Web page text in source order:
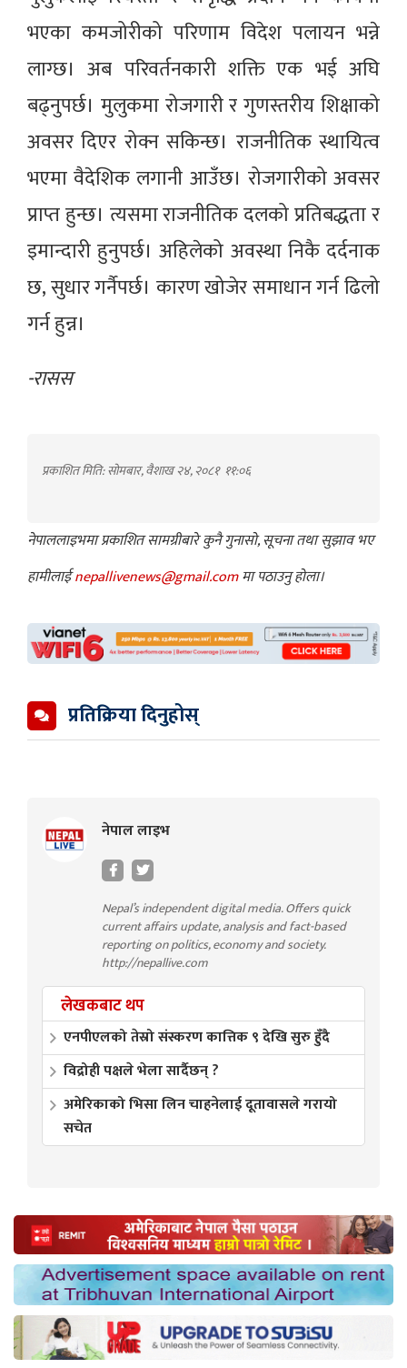
भएका कमजोरीको परिणाम विदेश पलायन भन्ने
लाग्छ। अब परिवर्तनकारी शक्ति एक भई अघि
बढ्नुपर्छ। मुलुकमा रोजगारी र गुणस्तरीय शिक्षाको
अवसर दिएर रोक्न सकिन्छ। राजनीतिक स्थायित्व
भएमा वैदेशिक लगानी आउँछ। रोजगारीको अवसर
प्राप्त हुन्छ। त्यसमा राजनीतिक दलको प्रतिबद्धता र
इमान्दारी हुनुपर्छ। अहिलेको अवस्था निकै दर्दनाक
छ, सुधार गर्नैपर्छ। कारण खोजेर समाधान गर्न ढिलो
गर्न हुन्न।
-रासस
प्रकाशित मिति: सोमबार, वैशाख २४, २०८१ ११:०६
नेपाललाइभमा प्रकाशित सामग्रीबारे कुनै गुनासो, सूचना तथा सुझाव भए
हामीलाईnepallivenews@gmail.comमा पठाउनु होला।
प्रतिक्रिया दिनुहोस्
नेपाल लाइभ
Nepal’s independent digital media. Offers quick
current affairs update, analysis and fact-based
reporting on politics, economy and society.
http://nepallive.com
लेखकबाट थप
एनपीएलको तेस्रो संस्करण कात्तिक ९ देखि सुरु हुँदै
विद्रोही पक्षले भेला सार्दैछन् ?
अमेरिकाको भिसा लिन चाहनेलाई दूतावासले गरायो
सचेत